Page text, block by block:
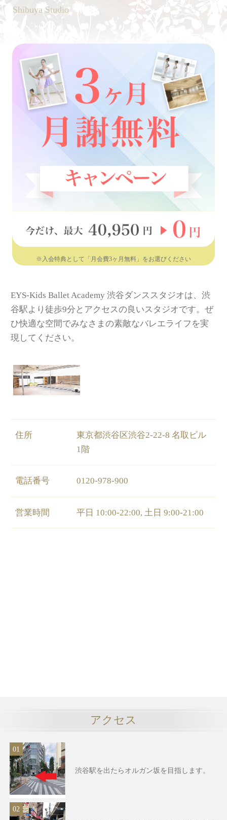
Shibuya Studio
※入会特典として「月会費3ヶ月無料」をお選びください
EYS-Kids Ballet Academy 渋谷ダンススタジオは、渋
谷駅より徒歩9分とアクセスの良いスタジオです。ぜ
ひ快適な空間でみなさまの素敵なバレエライフを実
現してください。
住所
東京都渋谷区渋谷2-22-8 名取ビル
1階
電話番号 0120-978-900
営業時間 平日 10:00-22:00, 土日 9:00-21:00
アクセス
渋谷駅を出たらオルガン坂を目指します。